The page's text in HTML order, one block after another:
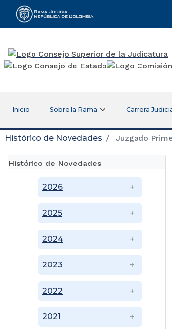
Rama Judicial
Inicio Sobre la Rama Carrera
Histórico de Novedades Juzgado
Histórico de Novedades
2021
2022
2023
2024
2025
2026